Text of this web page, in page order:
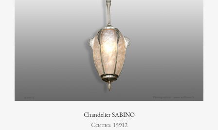
Chandelier SABINO
Ссылка: 15912